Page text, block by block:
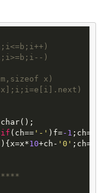
)
x)
if (ch=='-' )f=-1
){x=x*10+ch- '0'